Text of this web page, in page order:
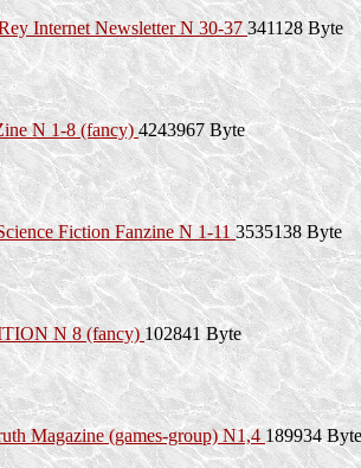
Internet Newsletter N 30-37341128 Byte
N 1-8 (fancy)4243967 Byte
Fiction Fanzine N 1-113535138 Byte
N 8 (fancy)102841 Byte
Magazine (games-group) N1,4 189934 Byte